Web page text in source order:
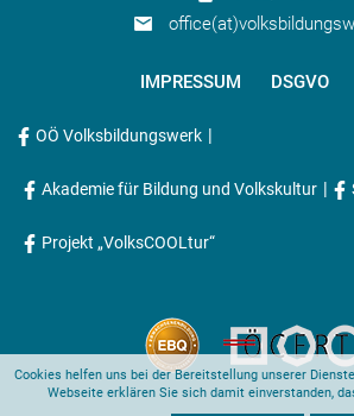
IMPRESSUM DSGVO
OÖ Volksbildungswerk |
Akademie für Bildung und Volkskultur |
Projekt „VolksCOOLtur“
Cookies helfen uns bei der Bereitstellung unserer
Webseite erklären Sie sich damit einverstanden,